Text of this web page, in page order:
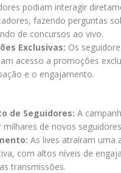
podiam interagir
fazendo perguntas
de concursos ao vivo.
Exclusivas: Os
acesso a promoções
e o engajamento.
de Seguidores: A
milhares de novos
As lives atraíram uma
com altos níveis de
transmissões.